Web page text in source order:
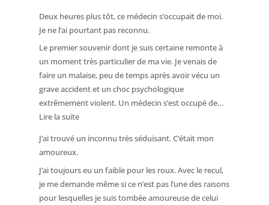
ne
pouvais
même
pas
imaginer
le
visage
Deux heures plus tôt, ce médecin s’occupait de moi.
Je ne l’ai pourtant pas reconnu.
Le premier souvenir dont je suis certaine remonte à
un moment très particulier de ma vie. Je venais de
faire un malaise, peu de temps après avoir vécu un
grave accident et un choc psychologique
extrêmement violent. Un médecin s’est occupé de…
Lire la suite:
heures
tôt,
ce
médecin
J’ai trouvé un inconnu très séduisant. C’était mon
amoureux.
J’ai toujours eu un faible pour les roux. Avec le recul,
je me demande même si ce n’est pas l’une des raisons
pour lesquelles je suis tombée amoureuse de celui